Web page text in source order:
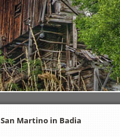
San Martino in Badia